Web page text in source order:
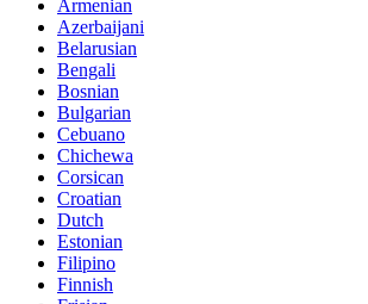
Armenian
Azerbaijani
Belarusian
Bengali
Bosnian
Bulgarian
Cebuano
Chichewa
Corsican
Croatian
Dutch
Estonian
Filipino
Finnish